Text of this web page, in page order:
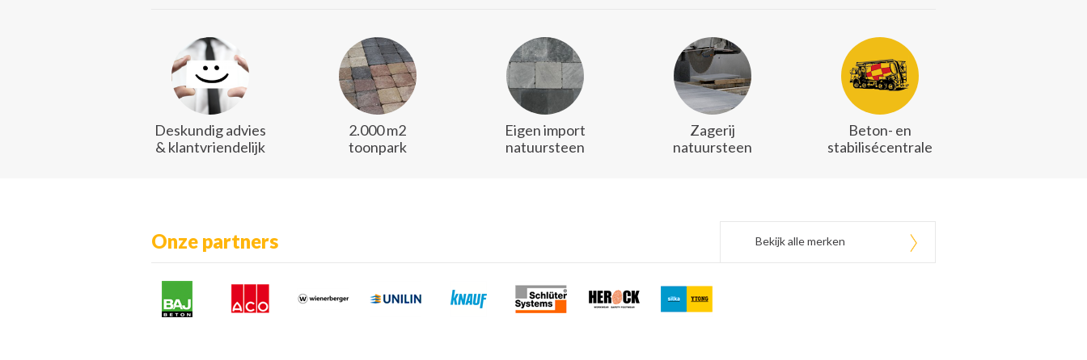
Deskundig advies
& klantvriendelijk
2.000 m2
toonpark
Eigen import
natuursteen
Zagerij
natuursteen
Beton- en
stabilisécentrale
Onze partners Bekijk alle merken